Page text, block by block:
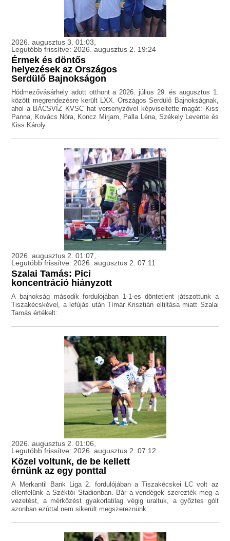
2026. augusztus 3. 01:03,
Legutóbb frissítve: 2026. augusztus 2. 19:24
Érmek és döntős
helyezések az Országos
Serdülő Bajnokságon
Hódmezővásárhely adott otthont a 2026. július 29. és augusztus 1.
között megrendezésre került LXX. Országos Serdülő Bajnokságnak,
ahol a BÁCSVÍZ KVSC hat versenyzővel képviseltette magát: Kiss
Panna, Kovács Nóra, Koncz Mirjam, Palla Léna, Székely Levente és
Kiss Károly.
2026. augusztus 2. 01:07,
Legutóbb frissítve: 2026. augusztus 2. 07:11
Szalai Tamás: Pici
koncentráció hiányzott
A bajnokság második fordulójában 1-1-es döntetlent játszottunk a
Tiszakécskével, a lefújás után Tímár Krisztián eltiltása miatt Szalai
Tamás értékelt:
2026. augusztus 2. 01:06,
Legutóbb frissítve: 2026. augusztus 2. 07:12
Közel voltunk, de be kellett
érnünk az egy ponttal
A Merkantil Bank Liga 2. fordulójában a Tiszakécskei LC volt az
ellenfelünk a Széktói Stadionban. Bár a vendégek szerezték meg a
vezetést, a mérkőzést gyakorlatilag végig uraltuk, a győztes gólt
azonban ezúttal nem sikerült megszereznünk.